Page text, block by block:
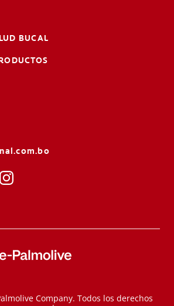
BUCAL
Company. Todos los derechos